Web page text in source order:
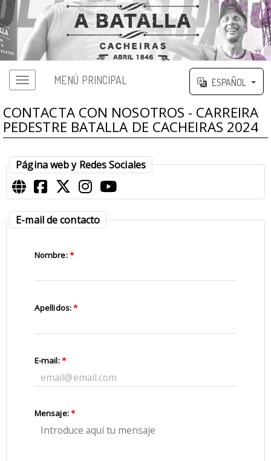
Menú principalMENÚ PRINCIPAL ESPAÑOL
CONTACTA CON NOSOTROS - CARREIRA
PEDESTRE BATALLA DE CACHEIRAS 2024
Página web y Redes Sociales
E-mail de contacto
Nombre:*
Apellidos:*
E-mail:*
Mensaje:*